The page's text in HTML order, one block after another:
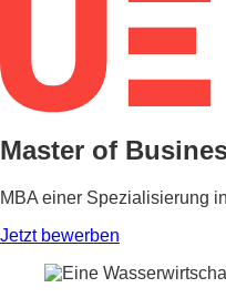
Master of
MBA einer Spezialisierung
Jetzt bewerben